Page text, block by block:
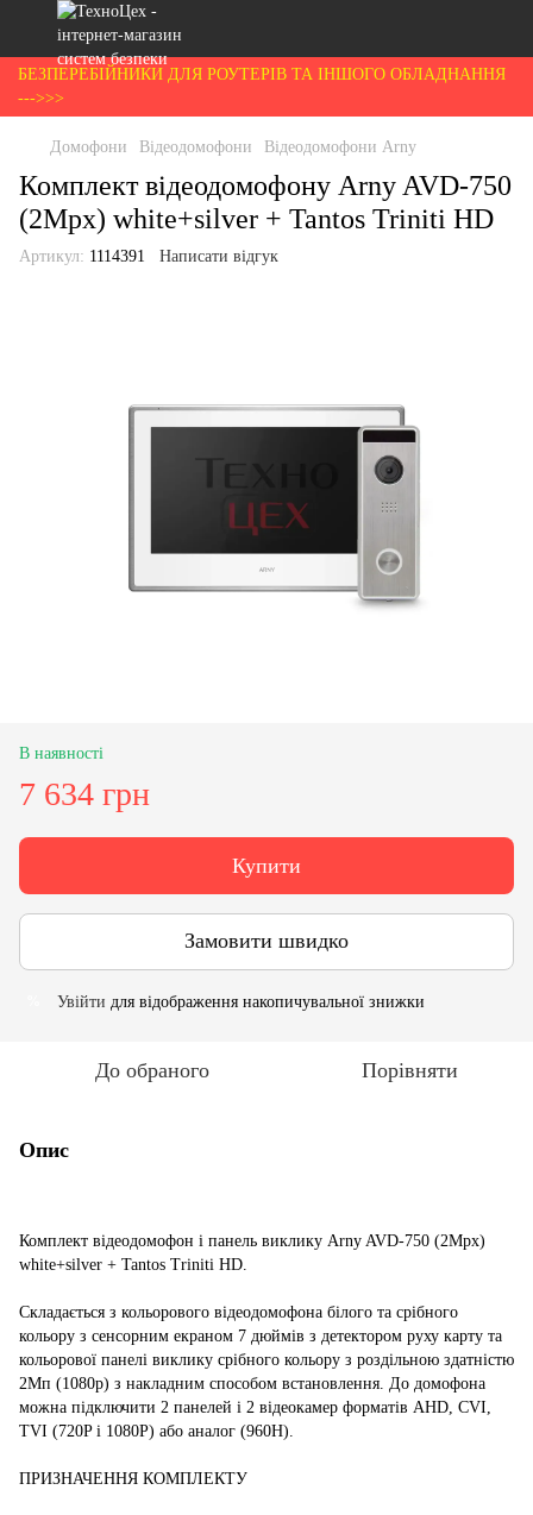
БЕЗПЕРЕБІЙНИКИ ДЛЯ РОУТЕРІВ ТА ІНШОГО ОБЛАДНАННЯ
--->>>
Домофони Відеодомофони Відеодомофони Arny
Комплект відеодомофону Arny AVD-750
(2Mpx) white+silver + Tantos Triniti HD
Артикул: 1114391 Написати відгук
В наявності
7 634 грн
Купити
Замовити швидко
Увійти для відображення накопичувальної знижки
До обраного Порівняти
Опис
Комплект відеодомофон і панель виклику Arny AVD-750 (2Mpx)
white+silver + Tantos Triniti HD.
Складається з кольорового відеодомофона білого та срібного
кольору з сенсорним екраном 7 дюймів з детектором руху карту та
кольорової панелі виклику срібного кольору з роздільною здатністю
2Мп (1080p) з накладним способом встановлення. До домофона
можна підключити 2 панелей і 2 відеокамер форматів AHD, CVI,
TVI (720P і 1080P) або аналог (960H).
ПРИЗНАЧЕННЯ КОМПЛЕКТУ